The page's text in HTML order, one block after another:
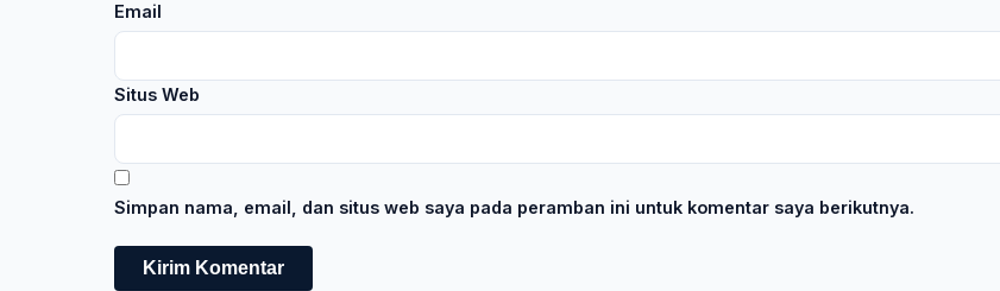
Email
Situs Web
Simpan nama, email, dan situs web saya pada peramban ini untuk komentar saya berikutnya.